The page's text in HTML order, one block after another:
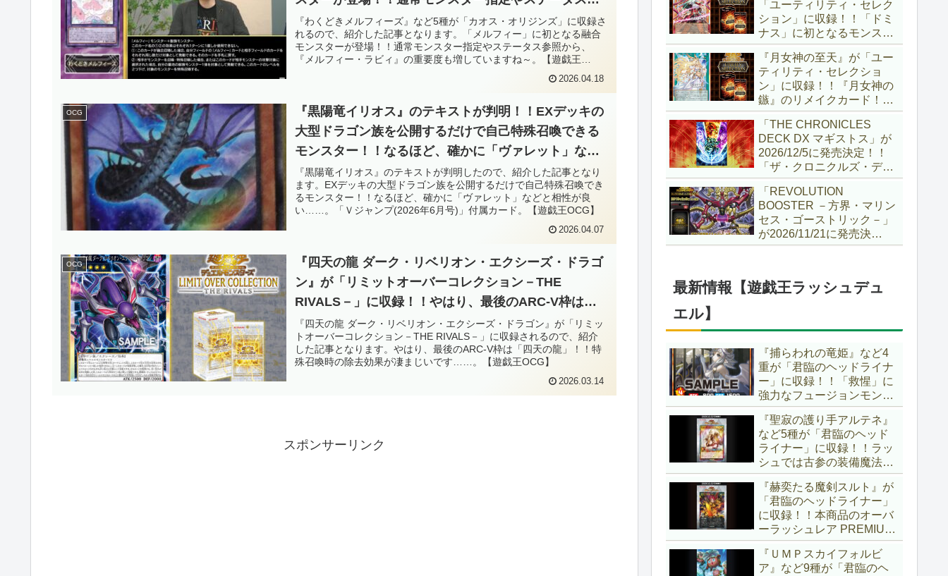
照から、『メルフィー・ラビィ』の重要度も増してい
ますね～。【遊戯王OCG】
『わくどきメルフィーズ』など5種が「カオス・オリジンズ」に収録さ
れるので、紹介した記事となります。「メルフィー」に初となる融合
モンスターが登場！！通常モンスター指定やステータス参照から、
『メルフィー・ラビィ』の重要度も増していますね～。【遊戯王
2026.04.18
OCG
『黒陽竜イリオス』のテキストが判明！！EXデッキの
大型ドラゴン族を公開するだけで自己特殊召喚できる
モンスター！！なるほど、確かに「ヴァレット」など
と相性が良い……。「Ｖジャンプ(2026年6月号)」付属
カード。【遊戯王OCG】
『黒陽竜イリオス』のテキストが判明したので、紹介した記事となり
ます。EXデッキの大型ドラゴン族を公開するだけで自己特殊召喚でき
るモンスター！！なるほど、確かに「ヴァレット」などと相性が良
い……。「Ｖジャンプ(2026年6月号)」付属カード。【遊戯王OCG】
2026.04.07
OCG
『四天の龍 ダーク・リベリオン・エクシーズ・ドラゴ
ン』が「リミットオーバーコレクション－THE
RIVALS－」に収録！！やはり、最後のARC‐V枠は
「四天の龍」！！特殊召喚時の除去効果が凄まじいで
す……。【遊戯王OCG】
『四天の龍 ダーク・リベリオン・エクシーズ・ドラゴン』が「リミッ
トオーバーコレクション－THE RIVALS－」に収録されるので、紹介
した記事となります。やはり、最後のARC‐V枠は「四天の龍」！！特
殊召喚時の除去効果が凄まじいです……。【遊戯王OCG】
2026.03.14
スポンサーリンク
ナス」の少女のカード化な
ど、注目要素が満載ですね
～。【遊戯王OCG】
「ユーティリティ・セレク
ション」に収録！！「ドミ
ナス」に初となるモンスタ
ーが登場！！『聖王の粉
砕』や『列王詩篇』に描か
れていた少女で、実際にこ
の2種を強力にサポートし
ていますね！！【遊戯王
OCG】
『月女神の至天』が「ユー
ティリティ・セレクショ
ン」に収録！！『月女神の
鏃』のリメイクカード！！
選出傾向が読めなくなりま
したが、後攻向けとは言え
無効化範囲の広がった『墓
穴の指名者』はめちゃくち
ゃ強力ですね！？【遊戯王
OCG】
「THE CHRONICLES
DECK DX マギストス」が
2026/12/5に発売決定！！
「ザ・クロニクルズ・デッ
キ」がリニューアル！！第
1弾は「マギストス」と
「エンディミオン」が選出
されています！！【遊戯王
OCG】
「REVOLUTION
BOOSTER －方界・マリン
セス・ゴーストリック－」
が2026/11/21に発売決
定！！「レボリューション
今回は前回以上に個性派揃
いとなりましたね～。【遊
最新情報【遊戯王ラッシュデュ
エル】
『捕らわれの竜姫』など4
重が「君臨のヘッドライナ
ー」に収録！！「救惺」に
強力なフュージョンモンス
ターとサポーターが登
場！！性能の高さはもちろ
ん、イラストから推察され
る背景ストーリーも興味深
い……。【遊戯王ラッシュ
デュエル】
『聖寂の護り手アルテネ』
など5種が「君臨のヘッド
ライナー」に収録！！ラッ
シュでは古参の装備魔法
『アルテネの加護』がテー
マ化！！3種のユニオンが
存在し、天使族では汎用的
なサポーターとなります
ね！！【遊戯王ラッシュデ
ュエル】
『赫奕たる魔剣スルト』が
「君臨のヘッドライナー」
に収録！！本商品のオーバ
ーラッシュレア PREMIUM
BLACK Ver.枠！！初の下級
モンスターで、「ヘルシ
ィ」と相性抜群なバウンス
『ＵＭＰスカイフォルビ
ア』など9種が「君臨のヘ